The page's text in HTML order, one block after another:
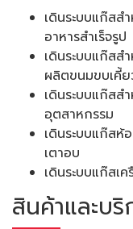
เดินระบบแก๊สส
อาหารสำเร็จรูป
เดินระบบแก๊สส
ผลิตขนมขบเคี้
เดินระบบแก๊สส
อุตสาหกรรม
เดินระบบแก๊สห้
เตาอบ
เดินระบบแก๊สเ
สินค้าและบริ